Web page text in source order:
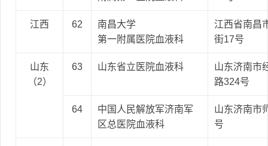
江西 62
南昌大学
第一附属医院血液科
江西省南昌
街17号
山东
（2）
63 山东省立医院血液科
山东济南市
路324号
64
中国人民解放军济南军
区总医院血液科
山东济南市
号